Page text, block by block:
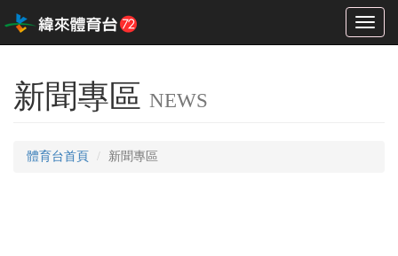
Toggle
新聞專區 NEWS
體育台首頁 新聞專區